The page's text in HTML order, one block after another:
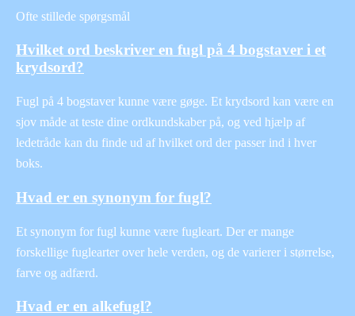
Ofte stillede spørgsmål
Hvilket ord beskriver en fugl på 4 bogstaver i et
krydsord?
Fugl på 4 bogstaver kunne være gøge. Et krydsord kan være en
sjov måde at teste dine ordkundskaber på, og ved hjælp af
ledetråde kan du finde ud af hvilket ord der passer ind i hver
boks.
Hvad er en synonym for fugl?
Et synonym for fugl kunne være fugleart. Der er mange
forskellige fuglearter over hele verden, og de varierer i størrelse,
farve og adfærd.
Hvad er en alkefugl?